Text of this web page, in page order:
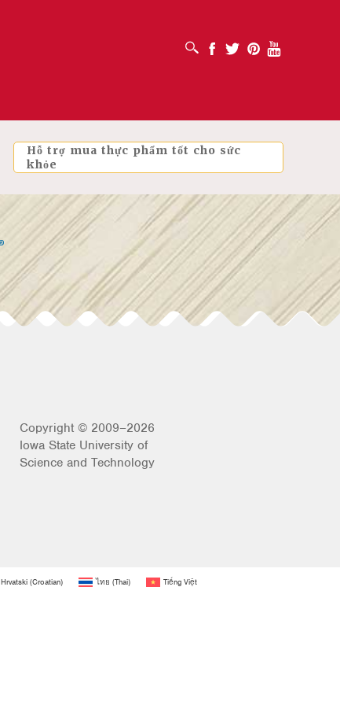
MỞ HỘP TÌM KIẾM Facebook
Twitter PinterestYoutube
Hỗ trợ mua thực phẩm tốt cho sức
khỏe
Copyright © 2009–2026
Iowa State University of
Science and Technology
Hrvatski(Croatian) ไทย (Thai) Tiếng Việt